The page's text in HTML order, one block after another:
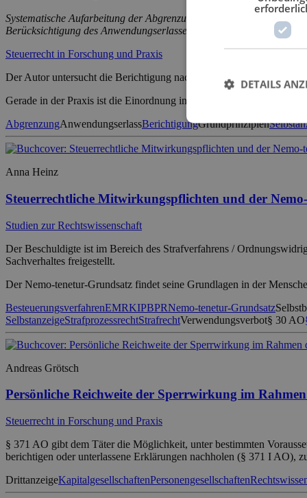
Systematische Aufarbeitung der Abgrenzung einer Berichtigung
Berücksichtigung des Anwendungserlasses zu § 153 AO des
Steuerrecht in Forschung und Praxis
Der Autor untersucht die Berichtigung nach § 153 AO und die
Gerade in der Praxis ist die Einordnung in den richtigen Kontext
AbgrenzungAnwendungserlassBerichtigungGrundprinzipien
Anna Heinz
Steuerrechtliche Mitwirkungspflichten und der
Studien zur Rechtswissenschaft
Der Beschuldigte ist im Bereich des Strafverfahrens /
Sachverhaltes freigestellt.
Der Nemo-tenetur-Grundsatz findet seine Grundlagen in der
BesteuerungsverfahrenEMRKIPBPRNemo-tenetur-Grundsatz
SelbstanzeigeStrafprozessrechtStrafrechtVerwendungsverbot§ 30 AO
Andreas Grötsch
Persönliche Reichweite der Sperrwirkung im
Steuerrecht in Forschung und Praxis
§ 371 AO gibt dem Täter die Möglichkeit, unter bestimmten
berichtigen oder unterlassene Erklärungen nachholen (§ 371 I AO),
DrittanzeigeKapitalgesellschaftenPersonengesellschaften
DETAILS